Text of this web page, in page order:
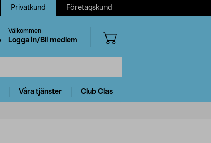
Privatkund Företagskund
Välkommen
Logga in/Bli medlem
Våra tjänster Club Clas